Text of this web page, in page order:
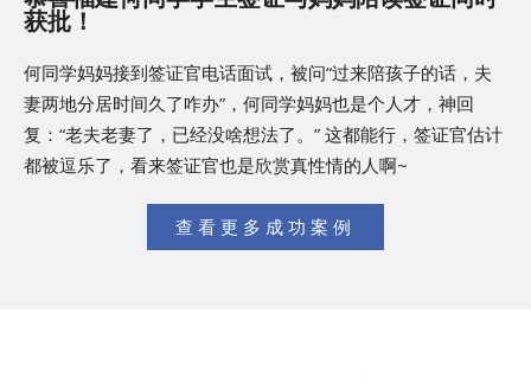
获批！
何同学妈妈接到签证官电话面试，被问“过来陪孩子的话，夫
妻两地分居时间久了咋办”，何同学妈妈也是个人才，神回
复：“老夫老妻了，已经没啥想法了。” 这都能行，签证官估计
都被逗乐了，看来签证官也是欣赏真性情的人啊~
查看更多成功案例